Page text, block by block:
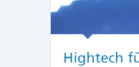
Hightech